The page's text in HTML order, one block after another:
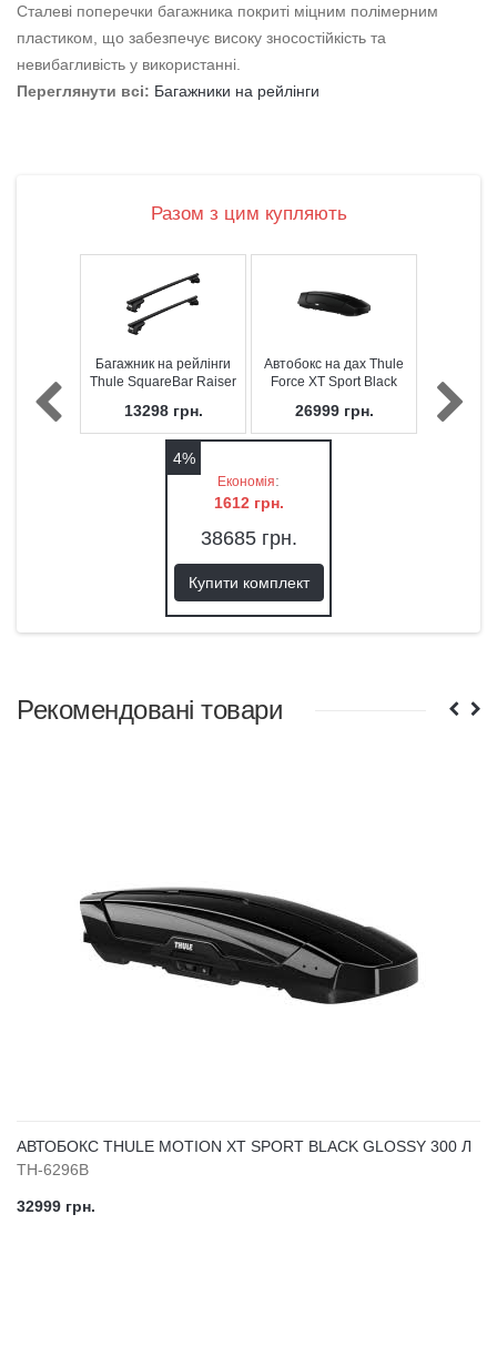
Сталеві поперечки багажника покриті міцним полімерним
пластиком, що забезпечує високу зносостійкість та
невибагливість у використанні.
Переглянути всі: Багажники на рейлінги
Разом з цим купляють
Багажник на рейлінги
Thule SquareBar Raiser
13298грн.
Автобокс на дах Thule
Force XT Sport Black
26999грн.
4%
Економія:
1612грн.
38685грн.
Купити комплект
Рекомендовані товари
АВТОБОКС THULE MOTION XT SPORT BLACK GLOSSY 300 Л
TH-6296B
32999 грн.